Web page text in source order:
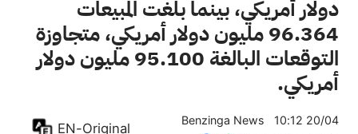
دولار أمريكي، بينما بلغت المبيعات
96.364 مليون دولار أمريكي، متجاوزة
التوقعات البالغة 95.100 مليون دولار
أمريكي.
Benzinga News
10:12 20/04
EN-Original